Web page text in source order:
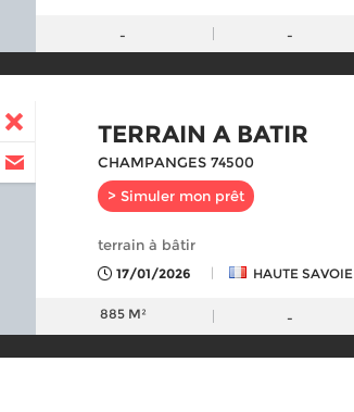
- -
TERRAIN A BATIR
CHAMPANGES 74500
> Simuler mon prêt
terrain à bâtir
17/01/2026 | HAUTE SAVOIE
885 M² -